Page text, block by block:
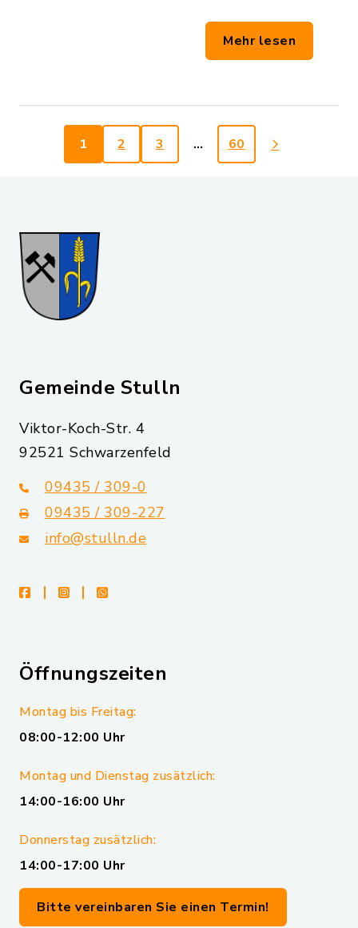
Mehr lesen
1 2 3 … 60
Gemeinde Stulln
Viktor-Koch-Str. 4
92521 Schwarzenfeld
09435 / 309-0
09435 / 309-227
info@stulln.de
facebookinstagramwhatsapp
Öffnungszeiten
Montag bis Freitag:
08:00-12:00 Uhr
Montag und Dienstag zusätzlich:
14:00-16:00 Uhr
Donnerstag zusätzlich:
14:00-17:00 Uhr
Bitte vereinbaren Sie einen Termin!